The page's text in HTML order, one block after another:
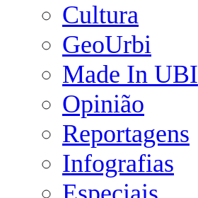
Cultura
GeoUrbi
Made In UBI
Opinião
Reportagens
Infografias